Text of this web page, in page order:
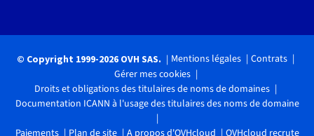
© Copyright 1999-2026 OVH SAS. Mentions légales
Contrats
Gérer mes cookies
Droits et obligations des titulaires de noms de domaines
Documentation ICANN à l'usage des titulaires des noms de domaine
Paiements Plan de site A propos d'OVHcloud OVHcloud recrute